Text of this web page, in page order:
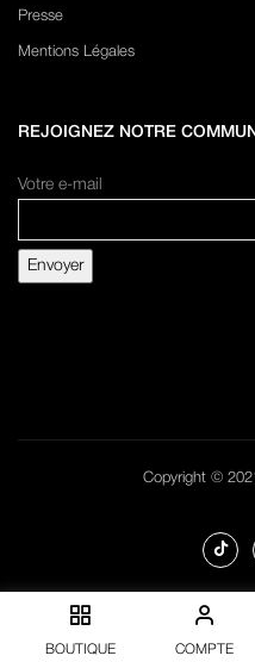
BOUTIQUE COMPTE
Presse
Mentions Légales
REJOIGNEZ NOTRE
Votre e-mail
Copyright ©